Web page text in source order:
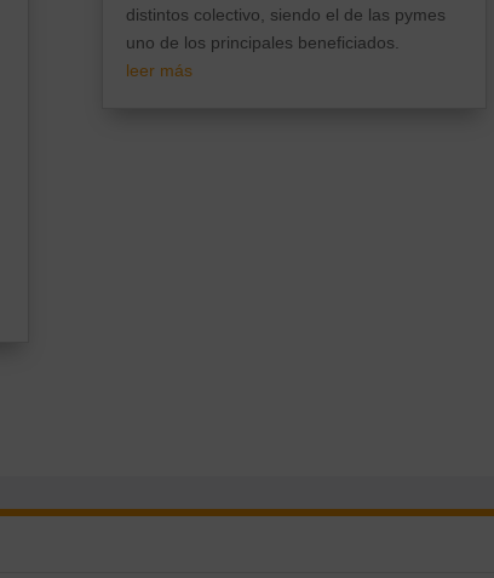
distintos colectivo, siendo el de las pymes
uno de los principales beneficiados.
leer más